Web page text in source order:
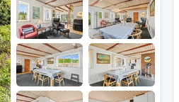
Ferienhäuser in Nymindegab
Ferienhäuser Römö
Ferienhäuser am Ringköbing Fjord
Ferienhäuser Sondervig
Ferienhäuser Skodbjerge
Ferienhäuser in Thorsminde